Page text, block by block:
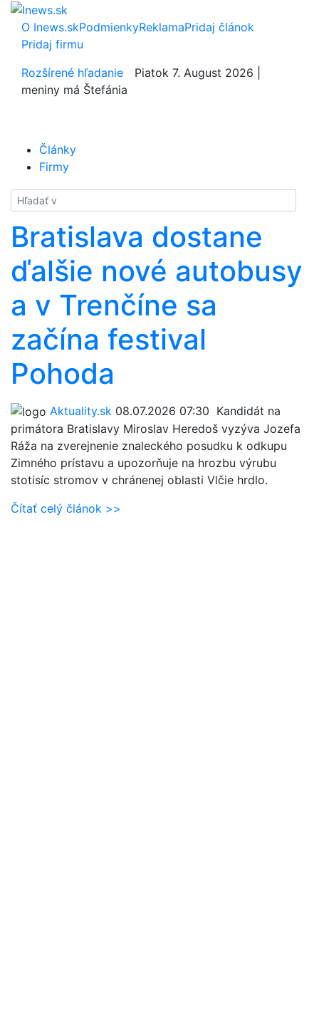
O Inews.skPodmienkyReklamaPridaj článok
Pridaj firmu
Rozšírené hľadanie
Piatok 7. August 2026 |
meniny má Štefánia
Články
Firmy
Hladať
Bratislava dostane
ďalšie nové autobusy
a v Trenčíne sa
začína festival
Pohoda
Aktuality.sk 08.07.2026 07:30 Kandidát na
primátora Bratislavy Miroslav Heredoš vyzýva Jozefa
Ráža na zverejnenie znaleckého posudku k odkupu
Zimného prístavu a upozorňuje na hrozbu výrubu
stotisíc stromov v chránenej oblasti Vlčie hrdlo.
Čítať celý článok >>